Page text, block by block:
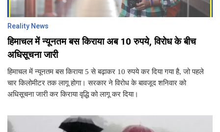
Reality News
हिमाचल में न्यूनतम बस किराया अब 10 रुपये, विरोध के बीच
अधिसूचना जारी
हिमाचल में न्यूनतम बस किराया 5 से बढ़ाकर 10 रुपये कर दिया गया है, जो पहले
चार किलोमीटर तक लागू होगा। सरकार ने विरोध के बावजूद शनिवार को
अधिसूचना जारी कर किराया वृद्धि को लागू कर दिया।